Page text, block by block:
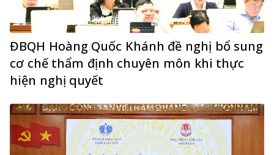
ĐBQH Hoàng Quốc Khánh đề nghị bổ sung
cơ chế thẩm định chuyên môn khi thực
hiện nghị quyết